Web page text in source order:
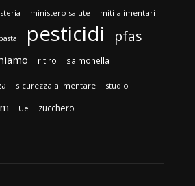
ministero salute miti alimentari
pasta pesticidi pfas
ritiro salmonella
sicurezza alimentare studio
Ue zucchero